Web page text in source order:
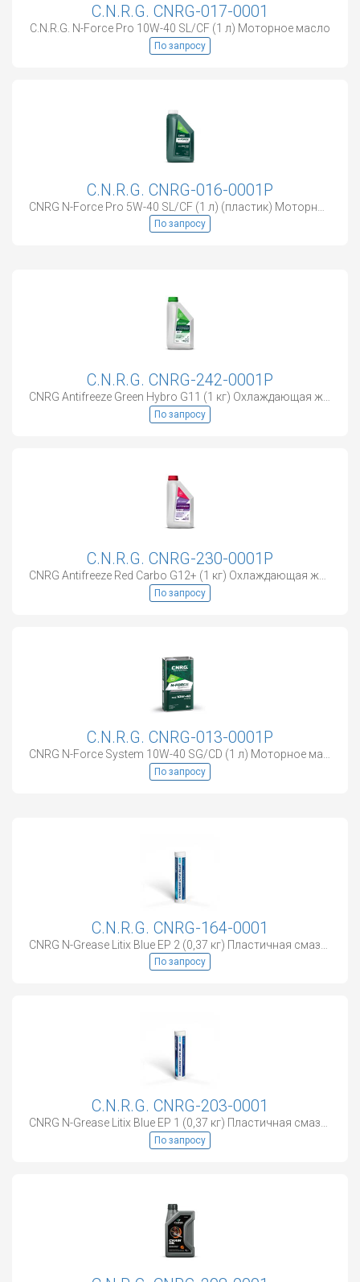
C.N.R.G. CNRG-017-0001
C.N.R.G. N-Force Pro 10W-40 SL/CF (1 л) Моторное масло
По запросу
C.N.R.G. CNRG-016-0001P
По запросу
C.N.R.G. CNRG-242-0001P
CNRG Antifreeze Green Hybro G11 (1 кг) Охлаждающая жидкость
По запросу
C.N.R.G. CNRG-230-0001P
По запросу
C.N.R.G. CNRG-013-0001P
По запросу
C.N.R.G. CNRG-164-0001
По запросу
C.N.R.G. CNRG-203-0001
CNRG N-Grease Litix Blue EP 1 (0,37 кг) Пластичная смазка
По запросу